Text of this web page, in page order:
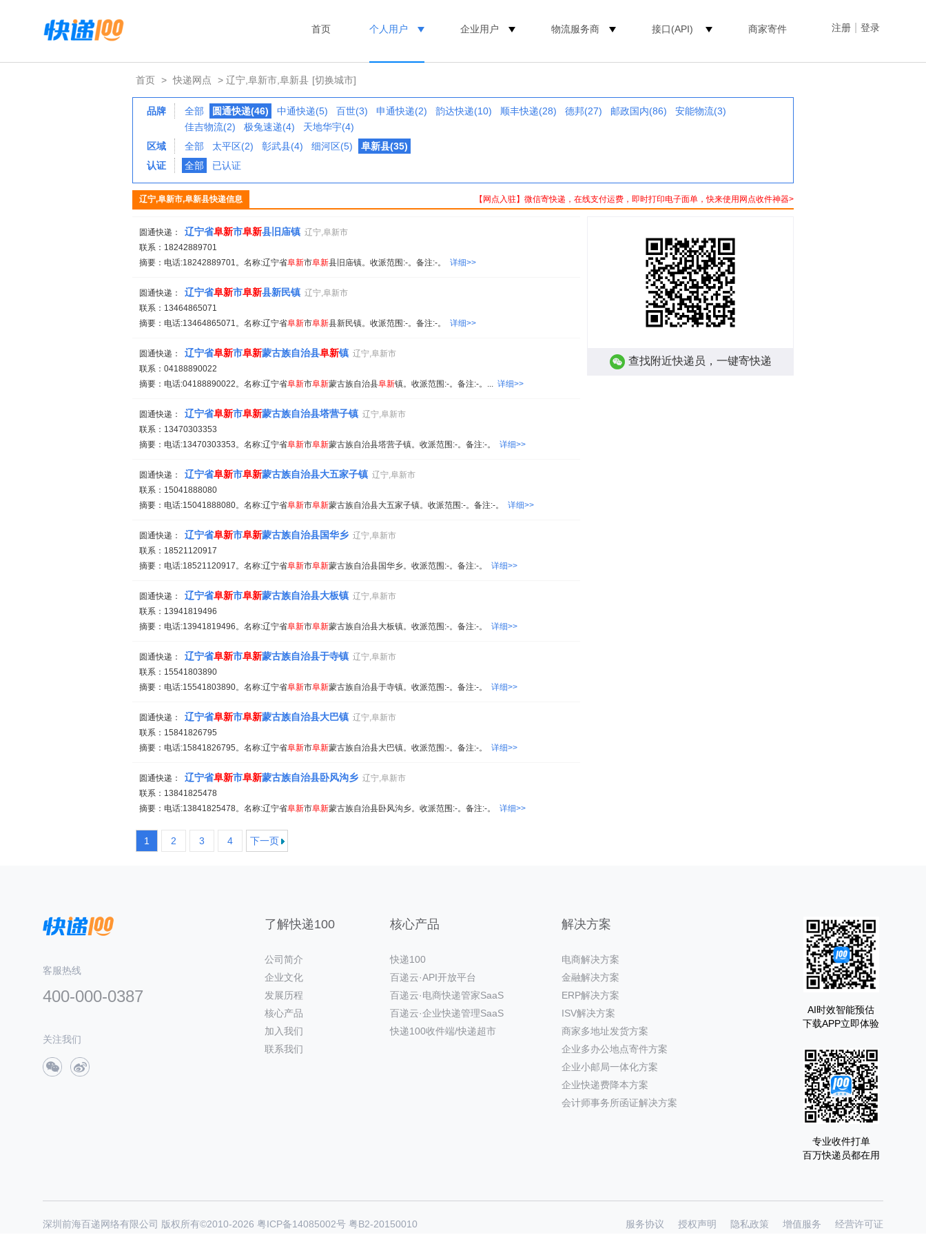
注册 登录
首页 个人用户 企业用户 物流服务商 接口(API) 商家寄件
首页 > 快递网点 > 辽宁,阜新市,阜新县 [切换城市]
品牌 全部 圆通快递(46) 中通快递(5) 百世(3) 申通快递(2) 韵达快递(10) 顺丰快递(28) 德邦(27) 邮政国内(86)
安能物流(3)
佳吉物流(2)
极兔速递(4)
天地华宇(4)
区域
全部 太平区(2) 彰武县(4) 细河区(5)
阜新县(35)
认证
全部 已认证
【网点入驻】微信寄快递，在线支付运费，即时打印电子面单，快来使用网点收件神器>
辽宁,阜新市,阜新县快递信息
圆通快递： 辽宁省阜新市阜新县旧庙镇 辽宁,阜新市
联系：18242889701
摘要：电话:18242889701。名称:辽宁省阜新市阜新县旧庙镇。收派范围:-。备注:-。 详细>>
圆通快递： 辽宁省阜新市阜新县新民镇 辽宁,阜新市
联系：13464865071
摘要：电话:13464865071。名称:辽宁省阜新市阜新县新民镇。收派范围:-。备注:-。 详细>>
圆通快递： 辽宁省阜新市阜新蒙古族自治县阜新镇 辽宁,阜新市
联系：04188890022
摘要：电话:04188890022。名称:辽宁省阜新市阜新蒙古族自治县阜新镇。收派范围:-。备注:-。... 详细>>
圆通快递： 辽宁省阜新市阜新蒙古族自治县塔营子镇 辽宁,阜新市
联系：13470303353
摘要：电话:13470303353。名称:辽宁省阜新市阜新蒙古族自治县塔营子镇。收派范围:-。备注:-。 详细>>
圆通快递： 辽宁省阜新市阜新蒙古族自治县大五家子镇 辽宁,阜新市
联系：15041888080
摘要：电话:15041888080。名称:辽宁省阜新市阜新蒙古族自治县大五家子镇。收派范围:-。备注:-。 详细>>
圆通快递： 辽宁省阜新市阜新蒙古族自治县国华乡 辽宁,阜新市
联系：18521120917
摘要：电话:18521120917。名称:辽宁省阜新市阜新蒙古族自治县国华乡。收派范围:-。备注:-。 详细>>
圆通快递： 辽宁省阜新市阜新蒙古族自治县大板镇 辽宁,阜新市
联系：13941819496
摘要：电话:13941819496。名称:辽宁省阜新市阜新蒙古族自治县大板镇。收派范围:-。备注:-。 详细>>
圆通快递： 辽宁省阜新市阜新蒙古族自治县于寺镇 辽宁,阜新市
联系：15541803890
摘要：电话:15541803890。名称:辽宁省阜新市阜新蒙古族自治县于寺镇。收派范围:-。备注:-。 详细>>
圆通快递： 辽宁省阜新市阜新蒙古族自治县大巴镇 辽宁,阜新市
联系：15841826795
摘要：电话:15841826795。名称:辽宁省阜新市阜新蒙古族自治县大巴镇。收派范围:-。备注:-。 详细>>
圆通快递： 辽宁省阜新市阜新蒙古族自治县卧风沟乡 辽宁,阜新市
联系：13841825478
摘要：电话:13841825478。名称:辽宁省阜新市阜新蒙古族自治县卧风沟乡。收派范围:-。备注:-。 详细>>
1 2 3 4 下一页
查找附近快递员，一键寄快递
客服热线
400-000-0387
关注我们
了解快递100
公司简介
企业文化
发展历程
核心产品
加入我们
联系我们
核心产品
快递100
百递云·API开放平台
百递云·电商快递管家SaaS
百递云·企业快递管理SaaS
快递100收件端/快递超市
解决方案
电商解决方案
金融解决方案
ERP解决方案
ISV解决方案
商家多地址发货方案
企业多办公地点寄件方案
企业小邮局一体化方案
企业快递费降本方案
会计师事务所函证解决方案
AI时效智能预估
下载APP立即体验
专业收件打单
百万快递员都在用
深圳前海百递网络有限公司 版权所有©2010-2026 粤ICP备14085002号 粤B2-20150010 服务协议 授权声明 隐私政策 增值服务 经营许可证